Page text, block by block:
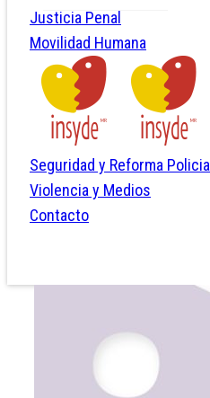
Justicia Penal
Movilidad Humana
Seguridad y Reforma Policial
Violencia y Medios
Contacto